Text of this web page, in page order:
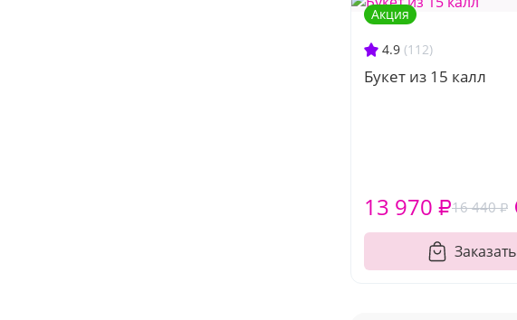
4.9 (112)
Букет из 15 калл
16 440 ₽
13 970 ₽
Заказать
Акция